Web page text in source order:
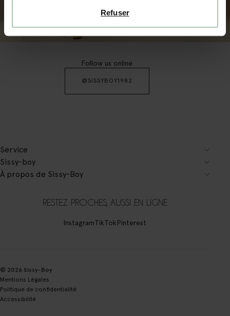
Refuser
FEMMES HOMMES
Follow us online
@SISSYBOY1982
Service
Sissy-boy
À propos de Sissy-Boy
RESTEZ PROCHES, AUSSI EN LIGNE
InstagramTikTokPinterest
© 2026 Sissy-Boy
Mentions Légales
Politique de confidentialité
Accessibilité